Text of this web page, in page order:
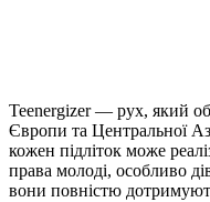
Teenergizer — рух, який
Європи та Центральної
кожен підліток може
права молоді, особливо
вони повністю